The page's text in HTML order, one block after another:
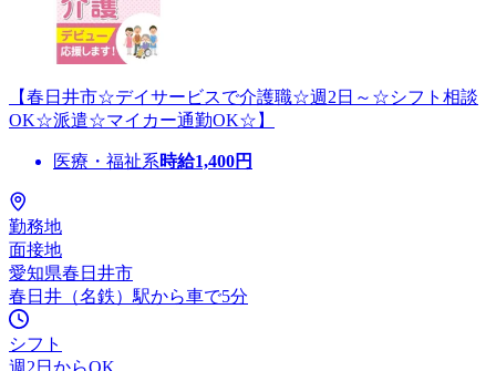
【春日井市☆デイサービスで介護職☆週2日～☆シフト相談
OK☆派遣☆マイカー通勤OK☆】
医療・福祉系時給1,400円
勤務地
面接地
愛知県春日井市
春日井（名鉄）駅から車で5分
シフト
週2日からOK